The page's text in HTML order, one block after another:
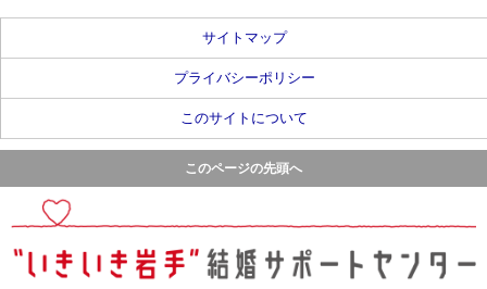
サイトマップ
プライバシーポリシー
このサイトについて
このページの先頭へ